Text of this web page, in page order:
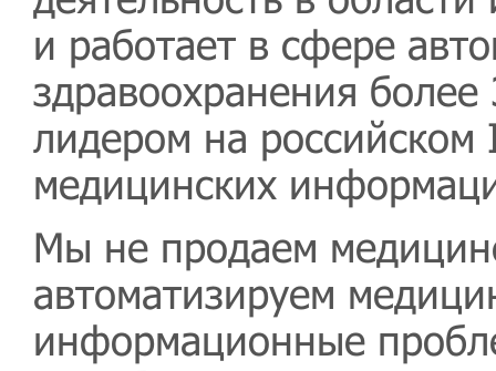
и работает в сфере
здравоохранения
лидером на российском
медицинских
Мы не продаем
автоматизируем
информационные